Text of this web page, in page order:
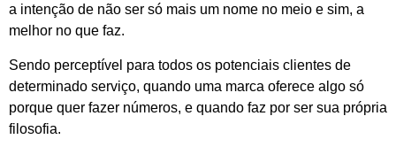
a intenção de não ser só mais um nome no meio e sim, a
melhor no que faz.
Sendo perceptível para todos os potenciais clientes de
determinado serviço, quando uma marca oferece algo só
porque quer fazer números, e quando faz por ser sua própria
filosofia.